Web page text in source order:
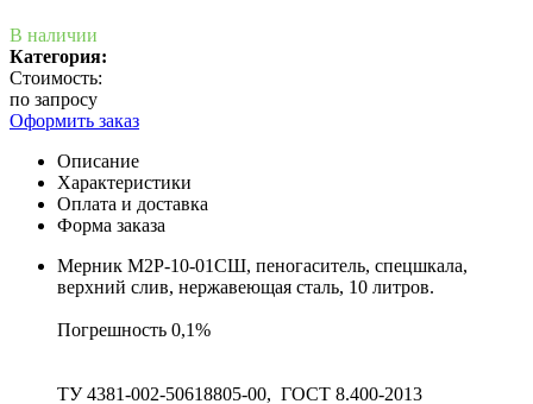
В наличии
Категория:
Стоимость:
по запросу
Оформить заказ
Описание
Характеристики
Оплата и доставка
Форма заказа
Мерник М2Р-10-01СШ, пеногаситель, спецшкала,
верхний слив, нержавеющая сталь, 10 литров.
Погрешность 0,1%
ТУ 4381-002-50618805-00, ГОСТ 8.400-2013